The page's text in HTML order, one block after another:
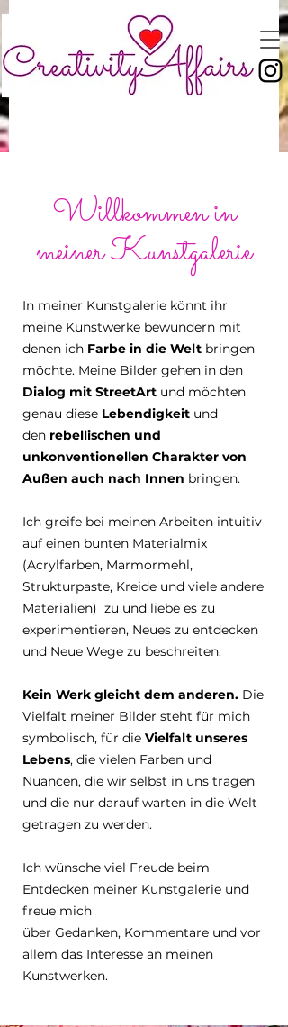
Willkommen in
meiner Kunstgalerie
In meiner Kunstgalerie könnt ihr
meine Kunstwerke bewundern mit
denen ich Farbe in die Welt bringen
möchte. Meine Bilder gehen in den
Dialog mit StreetArt und möchten
genau diese Lebendigkeit und
den rebellischen und
unkonventionellen Charakter von
Außen auch nach Innen bringen.
Ich greife bei meinen Arbeiten intuitiv
auf einen bunten Materialmix
(Acrylfarben, Marmormehl,
Strukturpaste, Kreide und viele andere
Materialien) zu und liebe es zu
experimentieren, Neues zu entdecken
und Neue Wege zu beschreiten.
Kein Werk gleicht dem anderen. Die
Vielfalt meiner Bilder steht für mich
symbolisch, für die Vielfalt unseres
Lebens, die vielen Farben und
Nuancen, die wir selbst in uns tragen
und die nur darauf warten in die Welt
getragen zu werden.
Ich wünsche viel Freude beim
Entdecken meiner Kunstgalerie und
freue mich
über Gedanken, Kommentare und vor
allem das Interesse an meinen
Kunstwerken.